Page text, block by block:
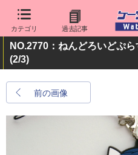
カテゴリ 過去記事
NO.2770：ねんどろいどぷ
(2/3)
前の画像